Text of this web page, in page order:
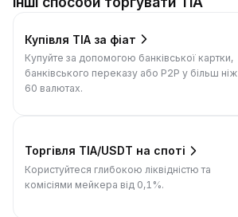
Купівля TIA за фіат
Купуйте за допомогою банківської картки,
банківського переказу або P2P у більш ніж
60 валютах.
Торгівля TIA/USDT на споті
Користуйтеся глибокою ліквідністю та
комісіями мейкера від 0,1%.